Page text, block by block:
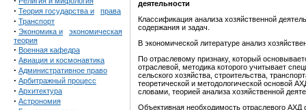
· Теория государства и права
· Транспорт
· Экономика и
экономическая
теория
· Военная кафедра
· Авиация и космонавтика
· Административное право
· Арбитражный процесс
· Архитектура
· Астрономия
деятельности
Классификация анализа хозяйственной
содержания и задач.
В экономической литературе анализ
По отраслевому признаку, который
отраслевой, методика которого учитывает
сельского хозяйства, строительства,
теоретической и методологической основой
словами, теорией анализа хозяйственной
Объективная необходимость отраслевого АХД